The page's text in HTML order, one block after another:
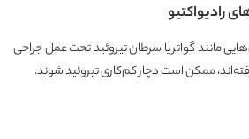
رادیواکتیو
مانند گواتر یا سرطان تیروئید تحت عمل جراحی
گرفته‌اند، ممکن است دچار کم‌کاری تیروئید شوند.